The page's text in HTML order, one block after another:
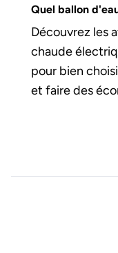
Quel ballon
Découvrez les
chaude
pour bien
et faire des